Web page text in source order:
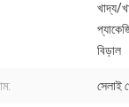
খাদ্য/
বিড়াল
সেলাই